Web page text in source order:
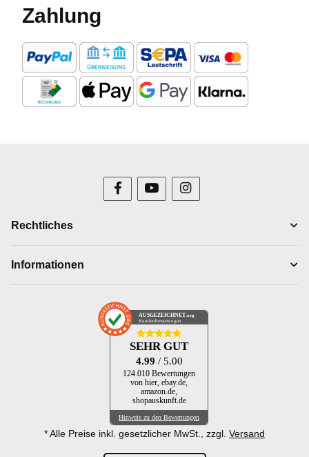
Zahlung
Rechtliches
Informationen
AUSGEZEICHNET .org
Kundenbewertungen
SEHR GUT
4.99 / 5.00
124.010 Bewertungen
von hier, ebay.de,
amazon.de,
shopauskunft.de
Hinweis zu den Bewertungen
* Alle Preise inkl. gesetzlicher MwSt., zzgl. Versand